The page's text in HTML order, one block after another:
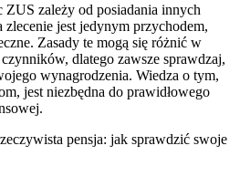
ZUS zależy od posiadania innych
zlecenie jest jedynym przychodem,
Zasady te mogą się różnić w
dlatego zawsze sprawdzaj,
wynagrodzenia. Wiedza o tym,
jest niezbędna do prawidłowego
pensja: jak sprawdzić swoje